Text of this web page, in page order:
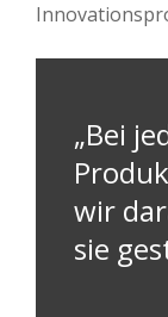
„Bei
wir
sie